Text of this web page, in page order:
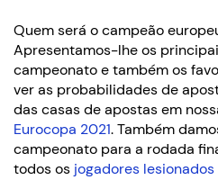
Quem será o campeão
Apresentamos-lhe os
campeonato e também os
ver as probabilidades de
das casas de apostas em
Eurocopa 2021. Também
campeonato para a rodada
todos os jogadores